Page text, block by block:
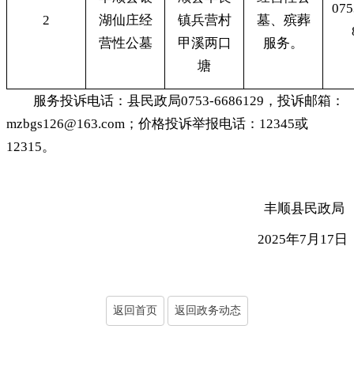
2
湖仙庄经
营性公墓
镇兵营村
甲溪两口
塘
墓、殡葬
服务。
服务投诉电话：县民政局0753-6686129 ， 投诉邮箱：
mzbgs126@163.com；价格投诉举报电话：12345或
12315。
丰顺县民政局
2025年7月17日
返回首页 返回政务动态